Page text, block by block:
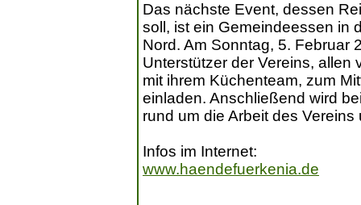
Das nächste Event, dessen
soll, ist ein Gemeindeessen in
Nord. Am Sonntag, 5. Februar
Unterstützer der Vereins, allen
mit ihrem Küchenteam, zum
einladen. Anschließend wird
rund um die Arbeit des
Infos im Internet:
www.haendefuerkenia.de